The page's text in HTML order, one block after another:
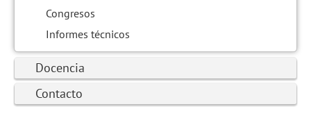
Congresos
Informes técnicos
Docencia
Contacto